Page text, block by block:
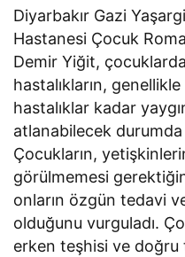
Diyarbakır Gazi
Hastanesi Çocuk
Demir Yiğit,
hastalıkların,
hastalıklar kadar
atlanabilecek
Çocukların,
görülmemesi
onların özgün tedavi
olduğunu vurguladı.
erken teşhisi ve